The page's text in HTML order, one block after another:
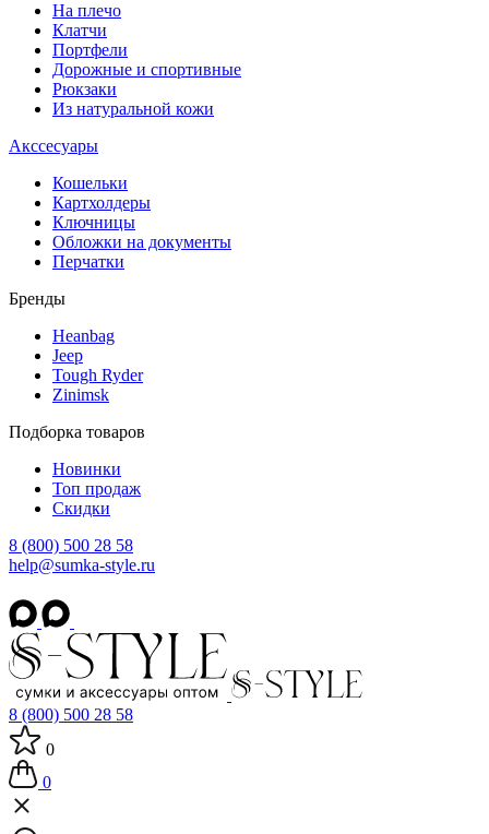
На плечо
Клатчи
Портфели
Дорожные и спортивные
Рюкзаки
Из натуральной кожи
Акссесуары
Кошельки
Картхолдеры
Ключницы
Обложки на документы
Перчатки
Бренды
Heanbag
Jeep
Tough Ryder
Zinimsk
Подборка товаров
Новинки
Топ продаж
Скидки
8 (800) 500 28 58
help@sumka-style.ru
8 (800) 500 28 58
0
0